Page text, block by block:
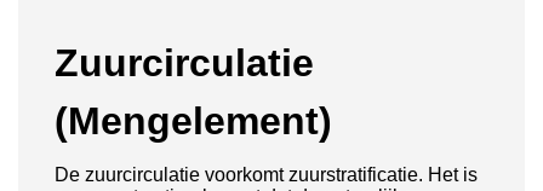
Zuurcirculatie
(Mengelement)
De zuurcirculatie voorkomt zuurstratificatie. Het is